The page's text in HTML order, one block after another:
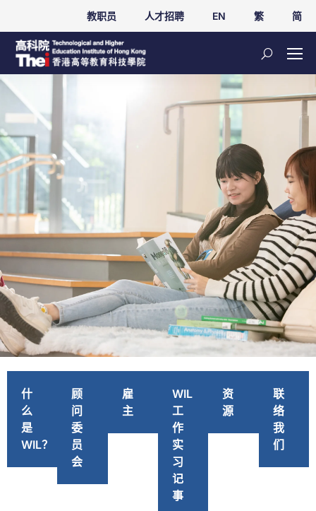
教职员 人才招聘 EN 繁 简
工作综合学
习枢纽
什
么
是
WIL？
顾
问
委
员
会
雇
主
WIL
工
作
实
习
记
事
资
源
联
络
我
们